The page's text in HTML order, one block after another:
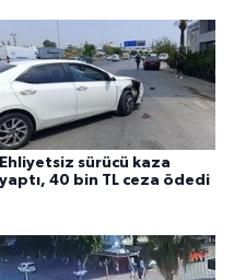
Ehliyetsiz sürücü kaza
yaptı, 40 bin TL ceza ödedi